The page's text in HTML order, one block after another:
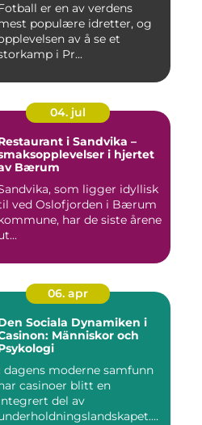
er en av verdens
populære idretter, og
av å se et
i Pr...
04. jul
i Sandvika –
i hjertet
Bærum
som ligger idyllisk
ved Oslofjorden i Bærum
har de siste årene
06. apr
Sociala Dynamiken i
Människor och
dagens moderne samfunn
casinoer blitt en
del av